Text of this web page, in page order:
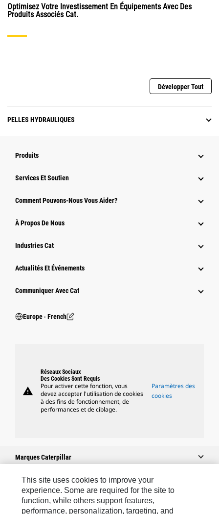
Optimisez Votre Investissement En Équipements Avec Des
Produits Associés Cat.
Développer Tout
PELLES HYDRAULIQUES
Produits
Services Et Soutien
Comment Pouvons-Nous Vous Aider?
À Propos De Nous
Industries Cat
Actualités Et Événements
Communiquer Avec Cat
Europe ‧ French
warning
Réseaux Sociaux
Des Cookies Sont Requis
Pour activer cette fonction, vous
devez accepter l'utilisation de cookies
à des fins de fonctionnement, de
performances et de ciblage.
Paramètres des
cookies
Marques Caterpillar
Caterpillar.com
Contacter Caterpillar
This site uses cookies to improve your
experience. Some are required for the site to
function, while others support features,
performance, personalization, targeting, and